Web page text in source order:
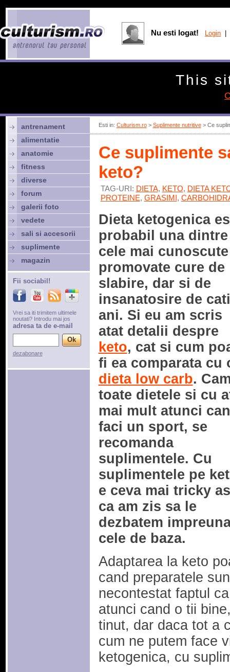
Esti in: Culturism.ro> Suplimente nutritive> Ce
Ce suplimente
keto?
TAG-URI: DIETA, KETO, DIETA
PROTEINE, GRASIMI,
Dieta ketogenica
probabil una dintre
cele mai
promovate cure de
slabire, dar si de
insanatosire de
ani. Si eu am scris
atat detalii despre
keto, cat si cum
fi ea comparata cu
dieta low carb.
toate dietele si cu
mai mult atunci
faci un sport, se
recomanda
suplimentele. Cu
suplimentele pe
e ceva mai tricky
ca am zis sa le
dezbatem
cele de baza.
Adaptarea la keto
cand preparatele
necontestat faptul
atunci cand o tii
tinut, dar daca tot a
cum ne putem face
ketogenica, cu
antrenament
alimentatie
anatomie
fitness
diverse
forum
galerii foto
vedete
sali si accesorii
suplimente
magazin
Fii sociabil!
Vrei sa iti trimitem ultimele
noutati? Introdu mai jos
adresa ta de e-mail
dezabonare
Nu esti logat! Login
This